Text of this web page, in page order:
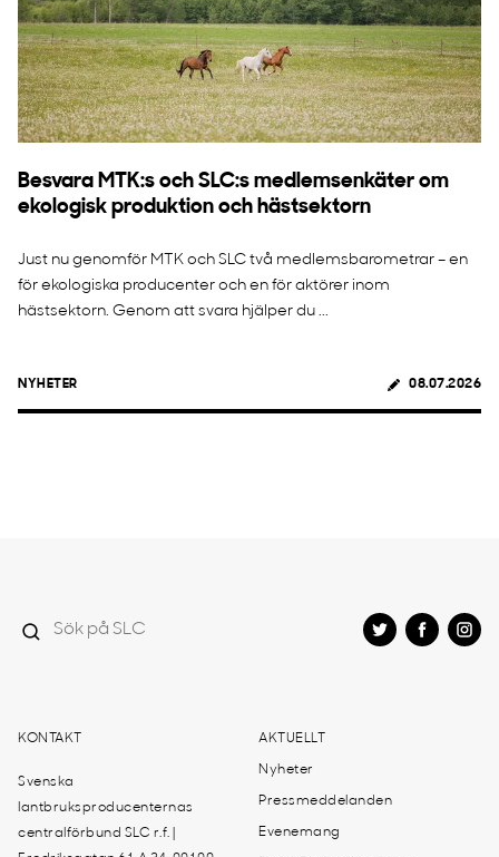
Besvara MTK:s och SLC:s medlemsenkäter om
ekologisk produktion och hästsektorn
Just nu genomför MTK och SLC två medlemsbarometrar – en
för ekologiska producenter och en för aktörer inom
hästsektorn. Genom att svara hjälper du ...
NYHETER 08.07.2026
KONTAKT
Svenska
lantbruksproducenternas
centralförbund SLC r.f. |
AKTUELLT
Nyheter
Pressmeddelanden
Evenemang